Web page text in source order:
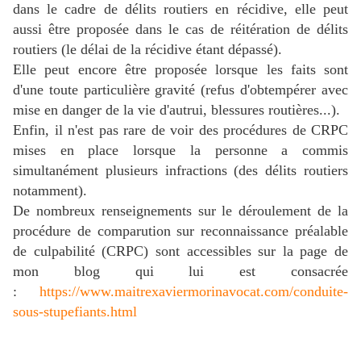
dans le cadre de délits routiers en récidive, elle peut
aussi être proposée dans le cas de réitération de délits
routiers (le délai de la récidive étant dépassé).
Elle peut encore être proposée lorsque les faits sont
d'une toute particulière gravité (refus d'obtempérer avec
mise en danger de la vie d'autrui, blessures routières...).
Enfin, il n'est pas rare de voir des procédures de CRPC
mises en place lorsque la personne a commis
simultanément plusieurs infractions (des délits routiers
notamment).
De nombreux renseignements sur le déroulement de la
procédure de comparution sur reconnaissance préalable
de culpabilité (CRPC) sont accessibles sur la page de
mon blog qui lui est consacrée
: https://www.maitrexaviermorinavocat.com/conduite-
sous-stupefiants.html